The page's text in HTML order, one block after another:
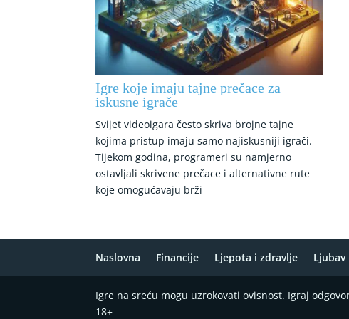
Igre koje imaju tajne prečace za
iskusne igrače
Svijet videoigara često skriva brojne tajne
kojima pristup imaju samo najiskusniji igrači.
Tijekom godina, programeri su namjerno
ostavljali skrivene prečace i alternativne rute
koje omogućavaju brži
Naslovna Financije Ljepota i zdravlje Ljubav
Igre na sreću mogu uzrokovati ovisnost. Igraj
18+